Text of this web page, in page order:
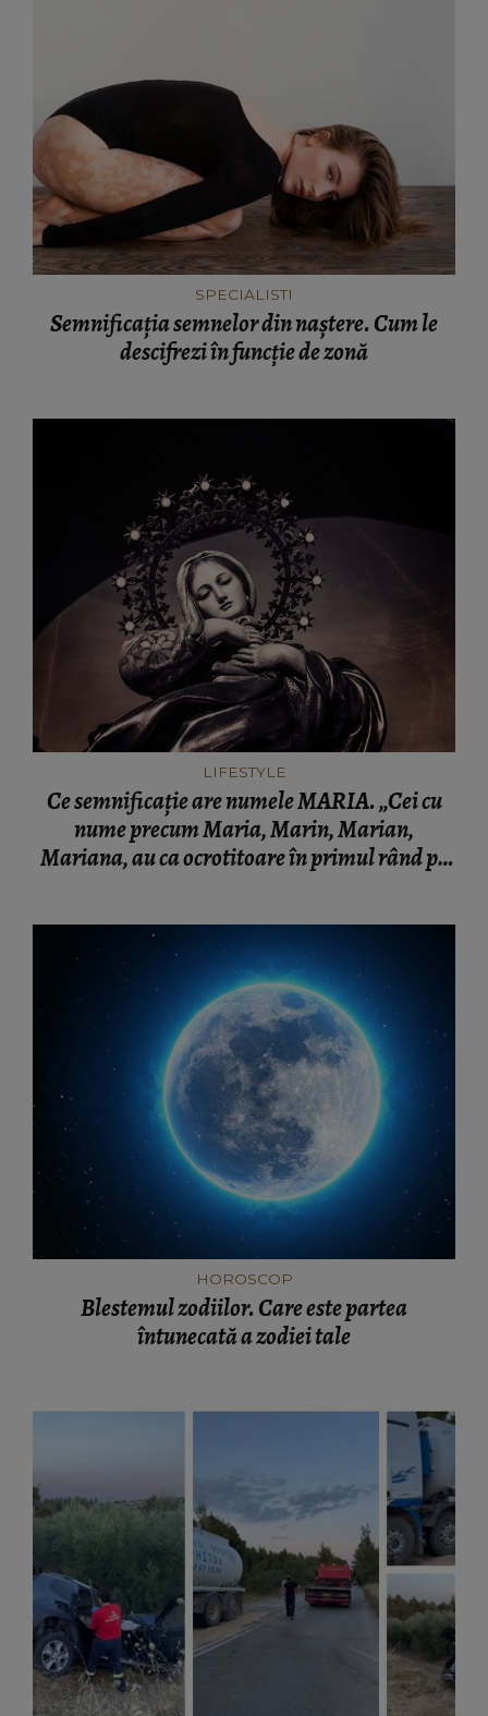
SPECIALISTI
Semnificația semnelor din naștere. Cum le
descifrezi în funcție de zonă
LIFESTYLE
Ce semnificație are numele MARIA. „Cei cu
nume precum Maria, Marin, Marian,
Mariana, au ca ocrotitoare în primul rând pe
HOROSCOP
Blestemul zodiilor. Care este partea
întunecată a zodiei tale